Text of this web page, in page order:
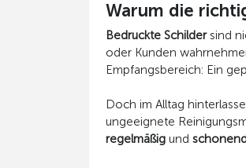
Warum die
Bedruckte Schildersind
oder Kunden
Empfangsbereich: Ein
Doch im Alltag
ungeeignete
regelmäßigund